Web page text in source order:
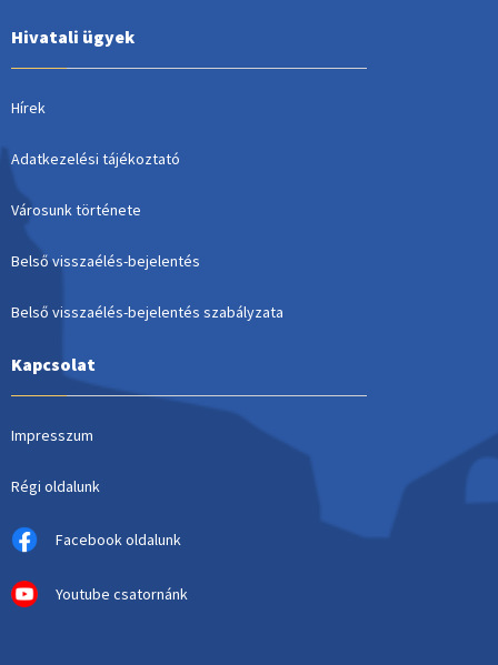
Hivatali ügyek
Hírek
Adatkezelési tájékoztató
Városunk története
Belső visszaélés-bejelentés
Belső visszaélés-bejelentés szabályzata
Kapcsolat
Impresszum
Régi oldalunk
Facebook oldalunk
Youtube csatornánk